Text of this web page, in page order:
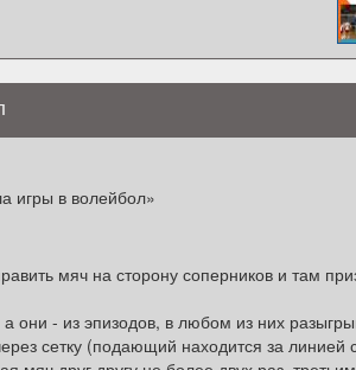
игры в волейбол»
мяч на сторону соперников и там
они - из эпизодов, в любом из них
сетку (подающий находится за линией